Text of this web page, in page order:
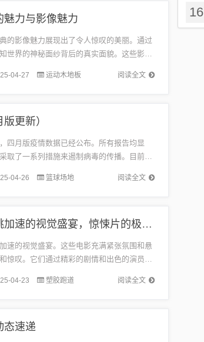
魅力与影像魅力
的影像魅力展现出了令人惊叹的美丽。通过
世界的神秘面纱背后的真实面貌。这些影像
科学、艺术和社会生活的丰富内涵。让我
阅读全文
04-27 运动木地板
更新）
四月版疫情数据已经公布。所有报告均显
取了一系列措施来遏制病毒的传播。目前，
和公众正在共同努力，确保疫情得到有效控
阅读全文
04-26 篮球场地
今日高分惊悚片推荐，心跳加速的视觉盛宴，惊悚片的极致体验
速的视觉盛宴。这些电影充满紧张氛围和悬
惊叹。它们通过精彩的剧情和出色的演员表
让人感受到强烈的刺激和震撼。绝对没有
阅读全文
04-23 塑胶跑道
态速递
16